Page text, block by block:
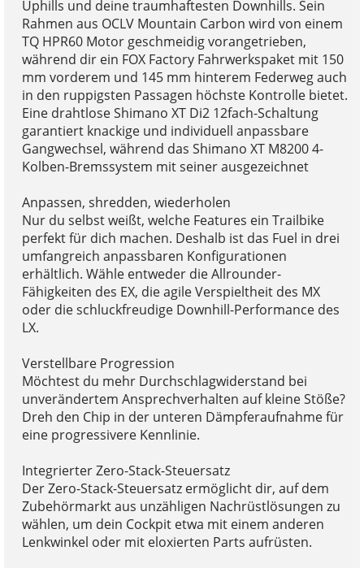
Uphills und deine traumhaftesten Downhills. Sein
Rahmen aus OCLV Mountain Carbon wird von einem
TQ HPR60 Motor geschmeidig vorangetrieben,
während dir ein FOX Factory Fahrwerkspaket mit 150
mm vorderem und 145 mm hinterem Federweg auch
in den ruppigsten Passagen höchste Kontrolle bietet.
Eine drahtlose Shimano XT Di2 12fach-Schaltung
garantiert knackige und individuell anpassbare
Gangwechsel, während das Shimano XT M8200 4-
Kolben-Bremssystem mit seiner ausgezeichnet
Anpassen, shredden, wiederholen
Nur du selbst weißt, welche Features ein Trailbike
perfekt für dich machen. Deshalb ist das Fuel in drei
umfangreich anpassbaren Konfigurationen
erhältlich. Wähle entweder die Allrounder-
Fähigkeiten des EX, die agile Verspieltheit des MX
oder die schluckfreudige Downhill-Performance des
LX.
Verstellbare Progression
Möchtest du mehr Durchschlagwiderstand bei
unverändertem Ansprechverhalten auf kleine Stöße?
Dreh den Chip in der unteren Dämpferaufnahme für
eine progressivere Kennlinie.
Integrierter Zero-Stack-Steuersatz
Der Zero-Stack-Steuersatz ermöglicht dir, auf dem
Zubehörmarkt aus unzähligen Nachrüstlösungen zu
wählen, um dein Cockpit etwa mit einem anderen
Lenkwinkel oder mit eloxierten Parts aufrüsten.